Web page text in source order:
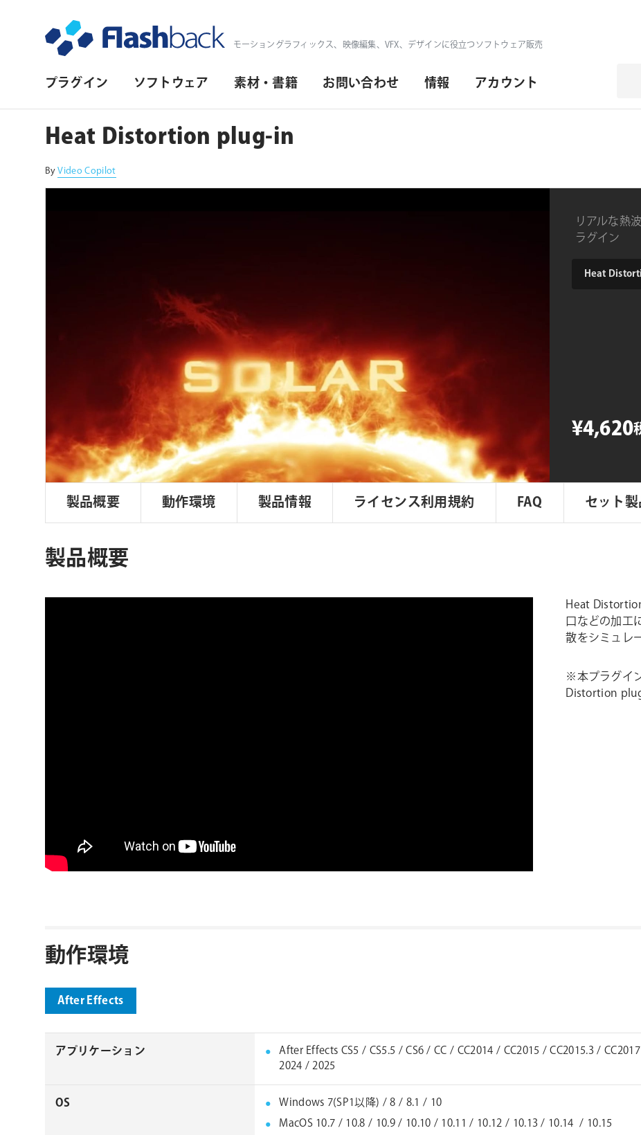
モーショングラフィックス、映像編集、VFX、デザインに役立つソフトウェア販売
プ
イ
マ
リ・
プラグイン ソフトウェア 素材・書籍 お問い合わせ 情報 アカウント
Heat Distortion plug-in
ByVideo Copilot
リアルな熱
ラグイン
product
¥4,620
製品概要 動作環境 製品情報 ライセンス利用規約 FAQ セット
製品概要
Heat
口などの加工
散をシミュレ
※本プラグイ
Distortion
動作環境
After Effects
アプリケーション
After Effects CS5 / CS5.5 / CS6 / CC / CC2014 / CC2015 / CC2015.3 /
2024 / 2025
OS
Windows 7(SP1以降) / 8 / 8.1 / 10
MacOS 10.7 / 10.8 / 10.9 / 10.10 / 10.11 / 10.12 / 10.13 / 10.14 / 10.15